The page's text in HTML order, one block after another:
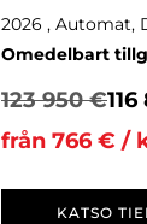
2026 , Automat,
Omedelbart
123 950 €
från 766 € /
KATSO